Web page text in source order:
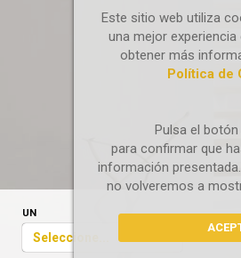
Este sitio web utiliza
una mejor experiencia
obtener más
Política de
Pulsa el botón
para confirmar que
información
no volveremos a
UN
Seleccione...